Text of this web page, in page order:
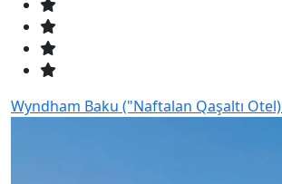
Wyndham Baku ("Naftalan Qaşaltı Otel)